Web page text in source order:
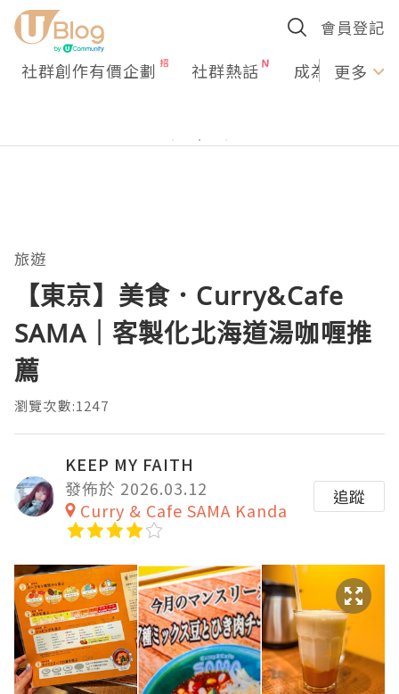
會員登記
社群創作有價企劃 社群熱話 成為U更多
旅遊
【東京】美食．Curry&Cafe
SAMA｜客製化北海道湯咖喱推
薦
瀏覽次數:1247
KEEP MY FAITH
發佈於 2026.03.12
Curry & Cafe SAMA Kanda
追蹤